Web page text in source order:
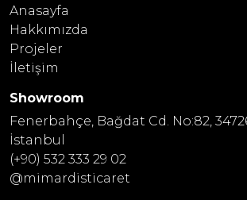
Anasayfa
Hakkımızda
Projeler
İletişim
Showroom
Fenerbahçe, Bağdat Cd. No:82,
İstanbul
(+90) 532 333 29 02
@mimardisticaret